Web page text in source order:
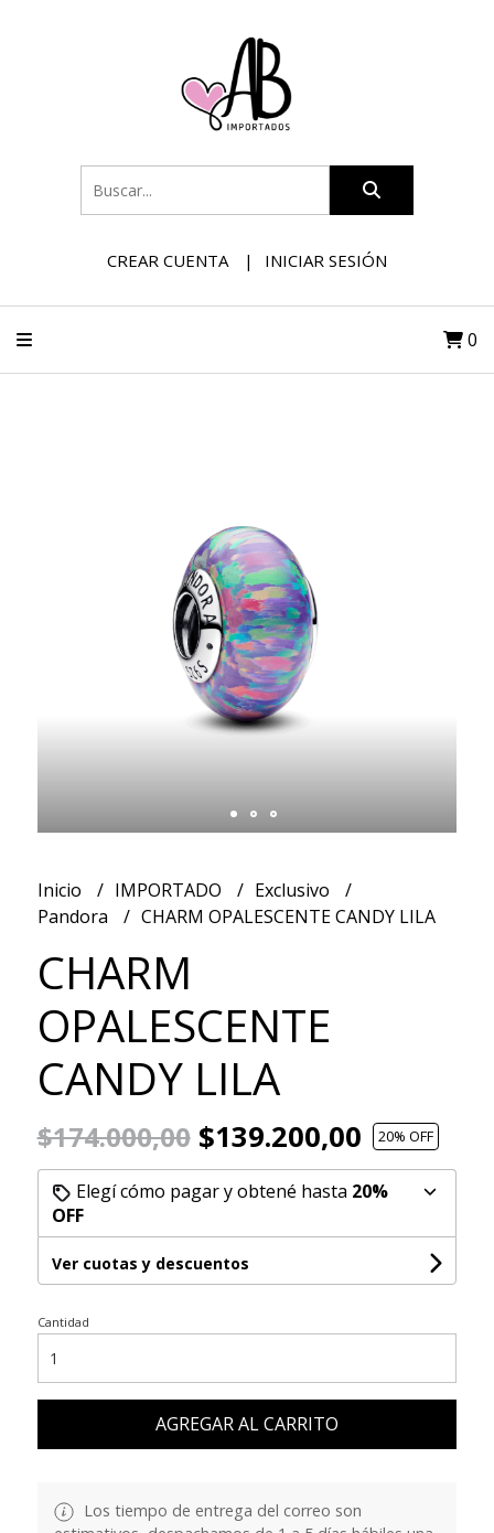
CREAR CUENTA INICIAR SESIÓN
0
Inicio IMPORTADO
Exclusivo
Pandora
CHARM OPALESCENTE CANDY LILA
CHARM
OPALESCENTE
CANDY LILA
$174.000,00$139.200,00 20% OFF
Elegí cómo pagar y obtené hasta 20%
OFF
Ver cuotas y descuentos
Cantidad
AGREGAR AL CARRITO
Los tiempo de entrega del correo son